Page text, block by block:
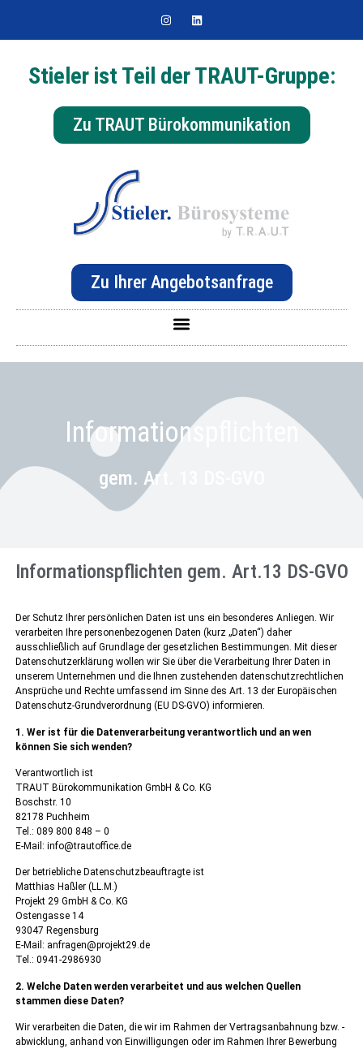
Stieler ist Teil der TRAUT-Gruppe:
Zu TRAUT Bürokommunikation
Zu Ihrer Angebotsanfrage
Informationspflichten
gem. Art. 13 DS-GVO
Informationspflichten gem. Art.13 DS-GVO
Der Schutz Ihrer persönlichen Daten ist uns ein besonderes Anliegen. Wir
verarbeiten Ihre personenbezogenen Daten (kurz „Daten“) daher
ausschließlich auf Grundlage der gesetzlichen Bestimmungen. Mit dieser
Datenschutzerklärung wollen wir Sie über die Verarbeitung Ihrer Daten in
unserem Unternehmen und die Ihnen zustehenden datenschutzrechtlichen
Ansprüche und Rechte umfassend im Sinne des Art. 13 der Europäischen
Datenschutz-Grundverordnung (EU DS-GVO) informieren.
1. Wer ist für die Datenverarbeitung verantwortlich und an wen
können Sie sich wenden?
Verantwortlich ist
TRAUT Bürokommunikation GmbH & Co. KG
Boschstr. 10
82178 Puchheim
Tel.: 089 800 848 – 0
E-Mail: info@trautoffice.de
Der betriebliche Datenschutzbeauftragte ist
Matthias Haßler (LL.M.)
Projekt 29 GmbH & Co. KG
Ostengasse 14
93047 Regensburg
E-Mail: anfragen@projekt29.de
Tel.: 0941-2986930
2. Welche Daten werden verarbeitet und aus welchen Quellen
stammen diese Daten?
Wir verarbeiten die Daten, die wir im Rahmen der Vertragsanbahnung bzw. -
abwicklung, anhand von Einwilligungen oder im Rahmen Ihrer Bewerbung